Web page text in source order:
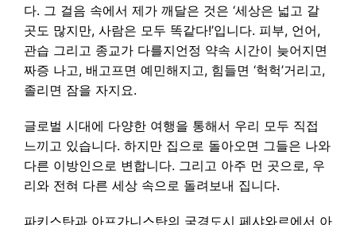
다. 그 걸음 속에서 제가 깨달은 것은 ‘세상은 넓고 갈
곳도 많지만, 사람은 모두 똑같다!’입니다. 피부, 언어,
관습 그리고 종교가 다를지언정 약속 시간이 늦어지면
짜증 나고, 배고프면 예민해지고, 힘들면 ‘헉헉’거리고,
졸리면 잠을 자지요.
글로벌 시대에 다양한 여행을 통해서 우리 모두 직접
느끼고 있습니다. 하지만 집으로 돌아오면 그들은 나와
다른 이방인으로 변합니다. 그리고 아주 먼 곳으로, 우
리와 전혀 다른 세상 속으로 돌려보내 집니다.
파키스탄과 아프가니스탄의 국경도시 페샤와르에서 아